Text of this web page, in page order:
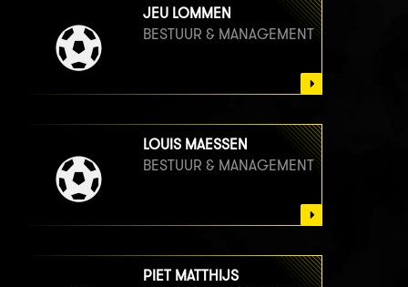
JEU LOMMEN
BESTUUR & MANAGEMENT
LOUIS MAESSEN
BESTUUR & MANAGEMENT
PIET MATTHIJS